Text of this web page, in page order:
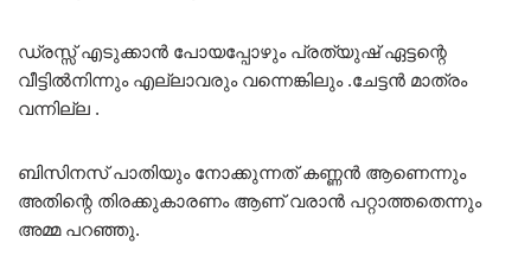
ഡ്രസ്സ് എടുക്കാൻ പോയപ്പോഴും പ്രത്യുഷ് ഏട്ടന്റെ
വീട്ടിൽനിന്നും എല്ലാവരും വന്നെങ്കിലും .ചേട്ടൻ മാത്രം
വന്നില്ല .
ബിസിനസ് പാതിയും നോക്കുന്നത് കണ്ണൻ ആണെന്നും
അതിന്റെ തിരക്കുകാരണം ആണ് വരാൻ പറ്റാത്തതെന്നും
അമ്മ പറഞ്ഞു.